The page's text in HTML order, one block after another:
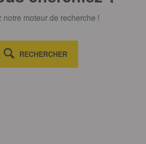
notre moteur de recherche !
RECHERCHER